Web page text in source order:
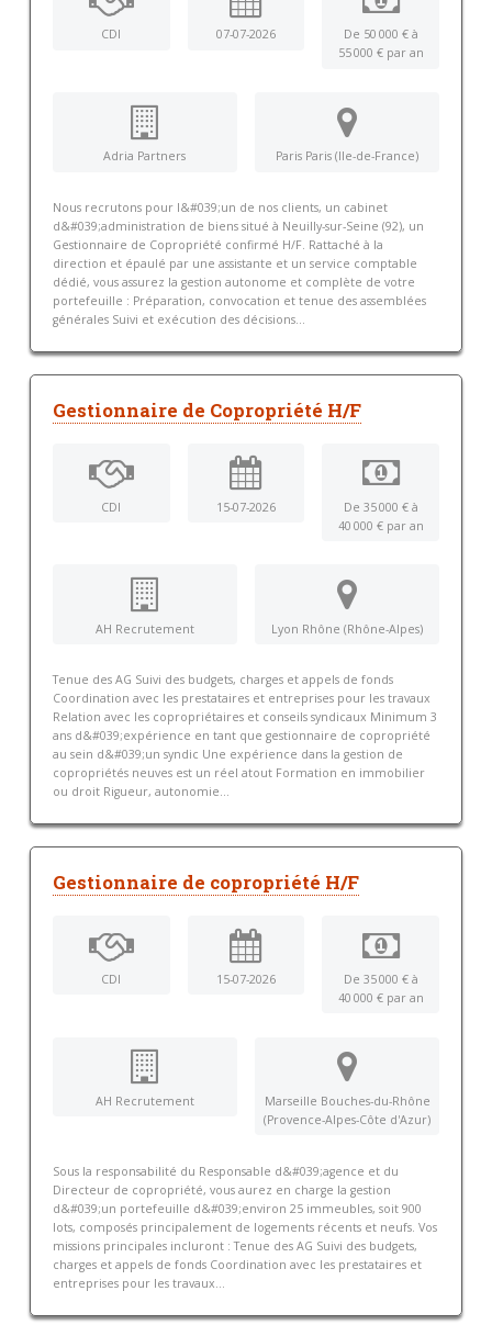
CDI 07-07-2026
De 50 000 € à
55 000 € par an
Adria Partners Paris Paris (Ile-de-France)
Nous recrutons pour l&#039;un de nos clients, un cabinet
d&#039;administration de biens situé à Neuilly-sur-Seine (92), un
Gestionnaire de Copropriété confirmé H/F. Rattaché à la
direction et épaulé par une assistante et un service comptable
dédié, vous assurez la gestion autonome et complète de votre
portefeuille : Préparation, convocation et tenue des assemblées
générales Suivi et exécution des décisions...
Gestionnaire de Copropriété H/F
CDI 15-07-2026
De 35 000 € à
40 000 € par an
AH Recrutement Lyon Rhône (Rhône-Alpes)
Tenue des AG Suivi des budgets, charges et appels de fonds
Coordination avec les prestataires et entreprises pour les travaux
Relation avec les copropriétaires et conseils syndicaux Minimum 3
ans d&#039;expérience en tant que gestionnaire de copropriété
au sein d&#039;un syndic Une expérience dans la gestion de
copropriétés neuves est un réel atout Formation en immobilier
ou droit Rigueur, autonomie...
Gestionnaire de copropriété H/F
CDI 15-07-2026
De 35 000 € à
40 000 € par an
AH Recrutement
Marseille Bouches-du-Rhône
(Provence-Alpes-Côte d'Azur)
Sous la responsabilité du Responsable d&#039;agence et du
Directeur de copropriété, vous aurez en charge la gestion
d&#039;un portefeuille d&#039;environ 25 immeubles, soit 900
lots, composés principalement de logements récents et neufs. Vos
missions principales incluront : Tenue des AG Suivi des budgets,
charges et appels de fonds Coordination avec les prestataires et
entreprises pour les travaux...